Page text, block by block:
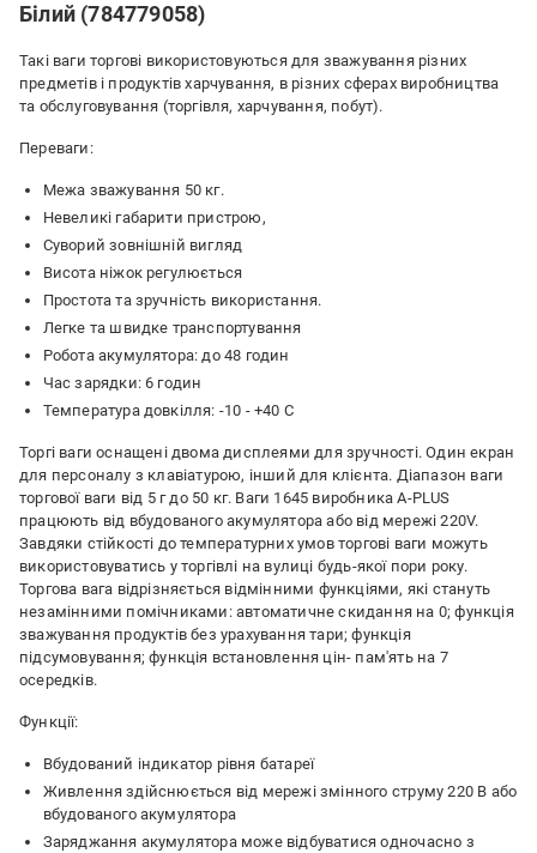
Білий (784779058)
Такі ваги торгові використовуються для зважування різних
предметів і продуктів харчування, в різних сферах виробництва
та обслуговування (торгівля, харчування, побут).
Переваги:
Межа зважування 50 кг.
Невеликі габарити пристрою,
Суворий зовнішній вигляд
Висота ніжок регулюється
Простота та зручність використання.
Легке та швидке транспортування
Робота акумулятора: до 48 годин
Час зарядки: 6 годин
Температура довкілля: -10 - +40 С
Торгі ваги оснащені двома дисплеями для зручності. Один екран
для персоналу з клавіатурою, інший для клієнта. Діапазон ваги
торгової ваги від 5 г до 50 кг. Ваги 1645 виробника A-PLUS
працюють від вбудованого акумулятора або від мережі 220V.
Завдяки стійкості до температурних умов торгові ваги можуть
використовуватись у торгівлі на вулиці будь-якої пори року.
Торгова вага відрізняється відмінними функціями, які стануть
незамінними помічниками: автоматичне скидання на 0; функція
зважування продуктів без урахування тари; функція
підсумовування; функція встановлення цін- пам'ять на 7
осередків.
Функції:
Вбудований індикатор рівня батареї
Живлення здійснюється від мережі змінного струму 220 В або
вбудованого акумулятора
Заряджання акумулятора може відбуватися одночасно з